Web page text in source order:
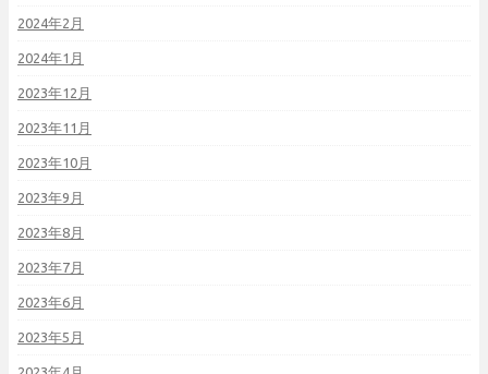
2024年2月
2024年1月
2023年12月
2023年11月
2023年10月
2023年9月
2023年8月
2023年7月
2023年6月
2023年5月